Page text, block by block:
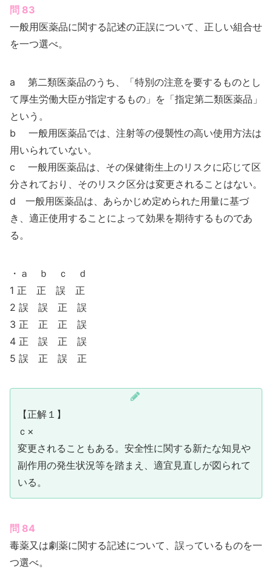
問 83
一般用医薬品に関する記述の正誤について、正しい組合せ
を一つ選べ。
a 第二類医薬品のうち、「特別の注意を要するものとし
て厚生労働大臣が指定するもの」を「指定第二類医薬品」
という。
b 一般用医薬品では、注射等の侵襲性の高い使用方法は
用いられていない。
c 一般用医薬品は、その保健衛生上のリスクに応じて区
分されており、そのリスク区分は変更されることはない。
d 一般用医薬品は、あらかじめ定められた用量に基づ
き、適正使用することによって効果を期待するものであ
る。
・ａ ｂ ｃ ｄ
1 正 正 誤 正
2 誤 誤 正 誤
3 正 正 正 誤
4 正 誤 正 誤
5 誤 正 誤 正
【正解１】
ｃ×
変更されることもある。安全性に関する新たな知見や
副作用の発生状況等を踏まえ、適宜見直しが図られて
いる。
問 84
毒薬又は劇薬に関する記述について、誤っているものを一
つ選べ。